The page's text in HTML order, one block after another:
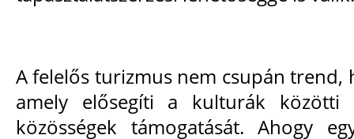
A felelős turizmus nem csupán trend,
amely elősegíti a kulturák közötti
közösségek támogatását. Ahogy